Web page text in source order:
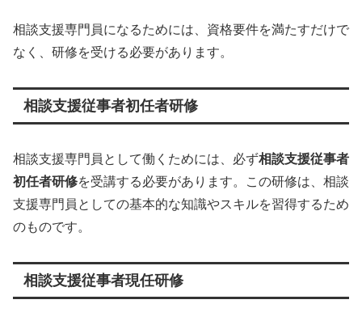
相談支援専門員になるためには、資格要件を満たすだけで
なく、研修を受ける必要があります。
相談支援従事者初任者研修
相談支援専門員として働くためには、必ず相談支援従事者
初任者研修を受講する必要があります。この研修は、相談
支援専門員としての基本的な知識やスキルを習得するため
のものです。
相談支援従事者現任研修